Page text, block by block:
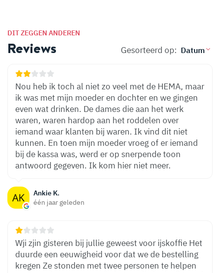
DIT ZEGGEN ANDEREN
Reviews Gesorteerd op:
Ankie K.
één jaar geleden
Nou heb ik toch al niet zo veel met de HEMA, maar
ik was met mijn moeder en dochter en we gingen
even wat drinken. De dames die aan het werk
waren, waren hardop aan het roddelen over
iemand waar klanten bij waren. Ik vind dit niet
kunnen. En toen mijn moeder vroeg of er iemand
bij de kassa was, werd er op snerpende toon
antwoord gegeven. Ik kom hier niet meer.
Wji zjin gisteren bij jullie geweest voor ijskoffie Het
duurde een eeuwigheid voor dat we de bestelling
kregen Ze stonden met twee personen te helpen